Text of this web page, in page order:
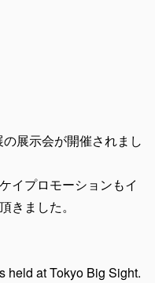
展示会が開催されまし
イプロモーションもイ
きました。
at Tokyo Big Sight.